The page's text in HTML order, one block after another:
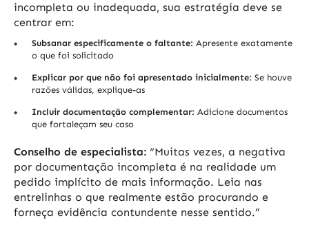
incompleta ou inadequada, sua estratégia deve se
centrar em:
Subsanar especificamente o faltante: Apresente exatamente
o que foi solicitado
Explicar por que não foi apresentado inicialmente: Se houve
razões válidas, explique-as
Incluir documentação complementar: Adicione documentos
que fortaleçam seu caso
Conselho de especialista: “Muitas vezes, a negativa
por documentação incompleta é na realidade um
pedido implícito de mais informação. Leia nas
entrelinhas o que realmente estão procurando e
forneça evidência contundente nesse sentido.”